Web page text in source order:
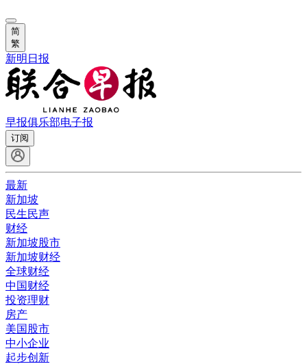
简
繁
新明日报
早报俱乐部电子报
订阅
最新
新加坡
民生民声
财经
新加坡股市
新加坡财经
全球财经
中国财经
投资理财
房产
美国股市
中小企业
起步创新